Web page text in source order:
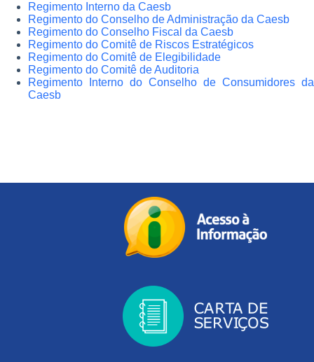
Regimento Interno da Caesb
Regimento do Conselho de Administração da Caesb
Regimento do Conselho Fiscal da Caesb
Regimento do Comitê de Riscos Estratégicos
Regimento do Comitê de Elegibilidade
Regimento do Comitê de Auditoria
Regimento Interno do Conselho de Consumidores da
Caesb